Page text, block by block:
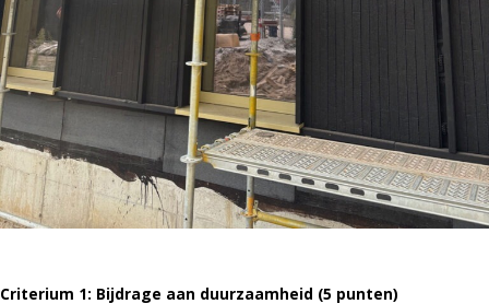
Criterium 1: Bijdrage aan duurzaamheid (5 punten)